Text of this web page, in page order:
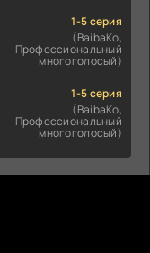
1-5 серия
(BaibaKo,
Профессиональный
многоголосый)
1-5 серия
(BaibaKo,
Профессиональный
многоголосый)